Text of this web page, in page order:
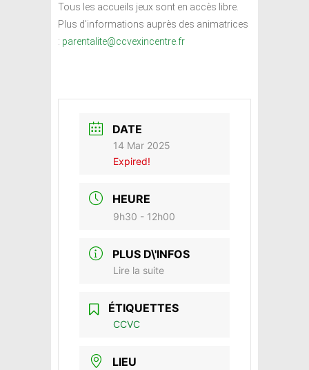
Tous les accueils jeux sont en accès libre.
Plus d’informations auprès des animatrices
: parentalite@ccvexincentre.fr
DATE
14 Mar 2025
Expired!
HEURE
9h30 - 12h00
PLUS D\'INFOS
Lire la suite
ÉTIQUETTES
CCVC
LIEU